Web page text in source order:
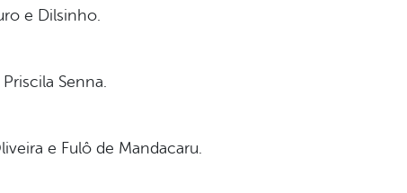
e Dilsinho.
Senna.
e Fulô de Mandacaru.